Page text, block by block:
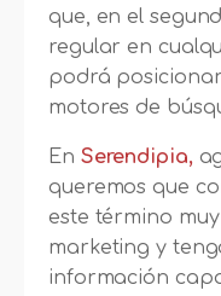
que, en el
regular en
podrá
motores de
En Serendipia,
queremos que
este término
marketing y
información